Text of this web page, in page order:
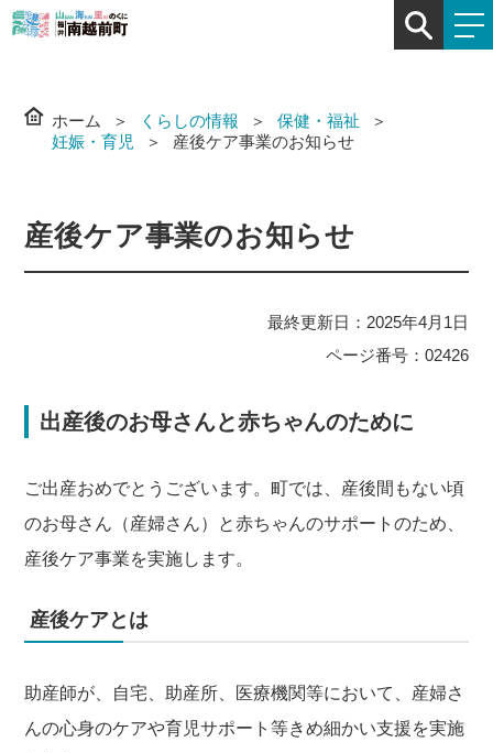
ホーム くらしの情報
保健・福祉
妊娠・育児
産後ケア事業のお知らせ
産後ケア事業のお知らせ
最終更新日：2025年4月1日
ページ番号：02426
出産後のお母さんと赤ちゃんのために
ご出産おめでとうございます。町では、産後間もない頃
のお母さん（産婦さん）と赤ちゃんのサポートのため、
産後ケア事業を実施します。
産後ケアとは
助産師が、自宅、助産所、医療機関等において、産婦さ
んの心身のケアや育児サポート等きめ細かい支援を実施